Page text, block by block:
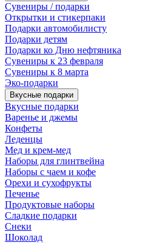
Сувениры / подарки
Открытки и стикерпаки
Подарки автомобилисту
Подарки детям
Подарки ко Дню нефтяника
Сувениры к 23 февраля
Сувениры к 8 марта
Эко-подарки
Вкусные подарки
Вкусные подарки
Варенье и джемы
Конфеты
Леденцы
Мед и крем-мед
Наборы для глинтвейна
Наборы с чаем и кофе
Орехи и сухофрукты
Печенье
Продуктовые наборы
Сладкие подарки
Снеки
Шоколад